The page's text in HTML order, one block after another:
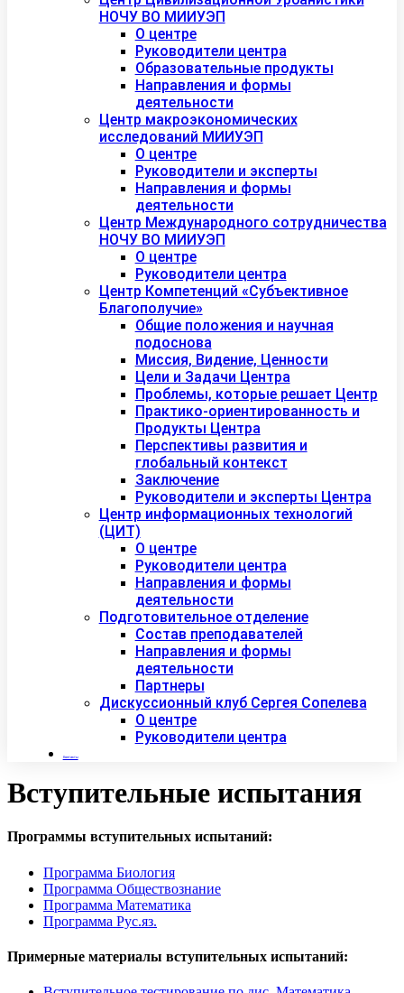
НОЧУ ВО МИИУЭП
О центре
Руководители центра
Образовательные продукты
Направления и формы
деятельности
Центр макроэкономических
исследований МИИУЭП
О центре
Руководители и эксперты
Направления и формы
деятельности
Центр Международного сотрудничества
НОЧУ ВО МИИУЭП
О центре
Руководители центра
Центр Компетенций «Субъективное
Благополучие»
Общие положения и научная
подоснова
Миссия, Видение, Ценности
Цели и Задачи Центра
Проблемы, которые решает Центр
Практико-ориентированность и
Продукты Центра
Перспективы развития и
глобальный контекст
Заключение
Руководители и эксперты Центра
Центр информационных технологий
(ЦИТ)
О центре
Руководители центра
Направления и формы
деятельности
Подготовительное отделение
Состав преподавателей
Направления и формы
деятельности
Партнеры
Дискуссионный клуб Сергея Сопелева
О центре
Руководители центра
Контакты
Вступительные испытания
Программы вступительных испытаний:
Программа Биология
Программа Обществознание
Программа Математика
Программа Рус.яз.
Примерные материалы вступительных испытаний: